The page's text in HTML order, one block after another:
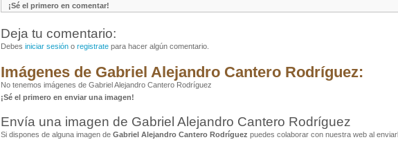
¡Sé el primero en comentar!
Deja tu comentario:
Debes iniciar sesión o registrate para hacer algún comentario.
Imágenes de Gabriel Alejandro Cantero Rodríguez:
No tenemos imágenes de Gabriel Alejandro Cantero Rodríguez
¡Sé el primero en enviar una imagen!
Envía una imagen de Gabriel Alejandro Cantero Rodríguez
Si dispones de alguna imagen de Gabriel Alejandro Cantero Rodríguez puedes colaborar con nuestra web al